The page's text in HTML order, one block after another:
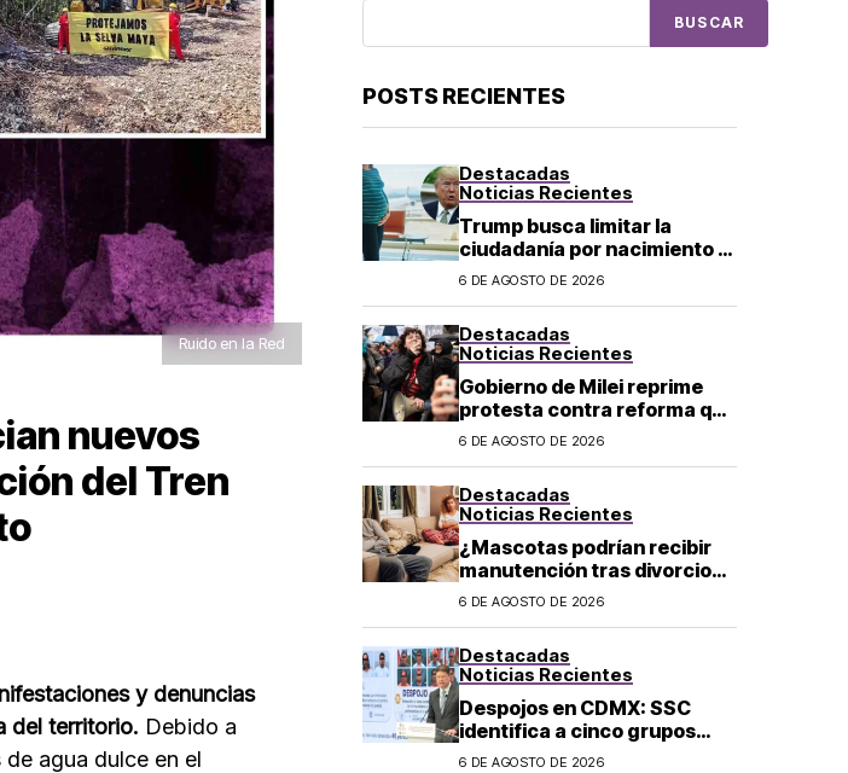
Ruido en la Red
nuevos
del Tren
y denuncias
del territorio. Debido a
agua dulce en el
BUSCAR
POSTS RECIENTES
Destacadas
Noticias Recientes
Trump busca limitar la
ciudadanía por nacimiento y
el «turismo de parto» en EU;
6 DE AGOSTO DE 2026
Destacadas
Noticias Recientes
Gobierno de Milei reprime
protesta contra reforma que
permite la venta de tierra a
6 DE AGOSTO DE 2026
Destacadas
Noticias Recientes
¿Mascotas podrían recibir
manutención tras divorcio
de sus dueños en CDMX?
6 DE AGOSTO DE 2026
Destacadas
Noticias Recientes
Despojos en CDMX: SSC
identifica a cinco grupos
criminales vinculados a este
6 DE AGOSTO DE 2026